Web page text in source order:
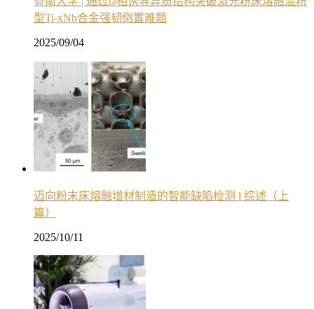
型Ti-xNb合金强韧倒置难题
2025/09/04
迈向粉末床熔融增材制造的智能缺陷检测 l 综述（上
篇）
2025/10/11